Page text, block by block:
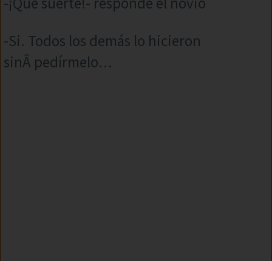
-Si. Todos los demás lo hicieron
sinÂ pedírmelo…